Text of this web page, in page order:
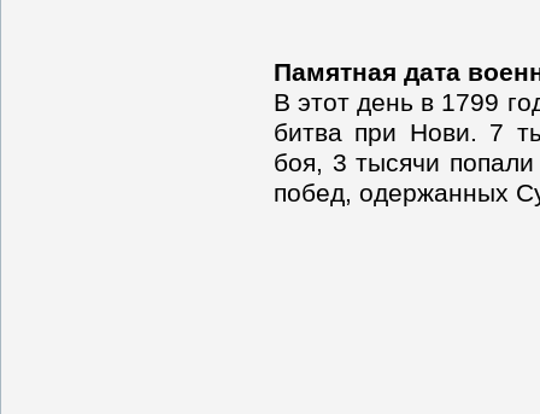
Памятная дата
В этот день в 1799
битва при Нови. 7
боя, 3 тысячи
побед, одержанных